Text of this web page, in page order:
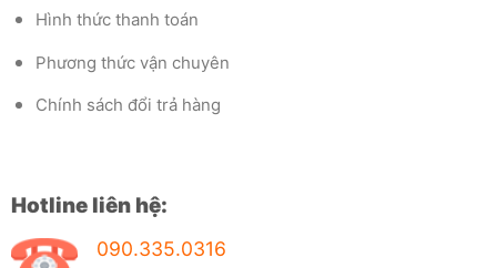
Hình thức thanh toán
Phương thức vận chuyên
Chính sách đổi trả hàng
Hotline liên hệ:
090.335.0316